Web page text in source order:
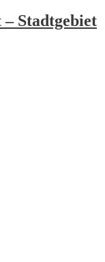
Stadtgebiet